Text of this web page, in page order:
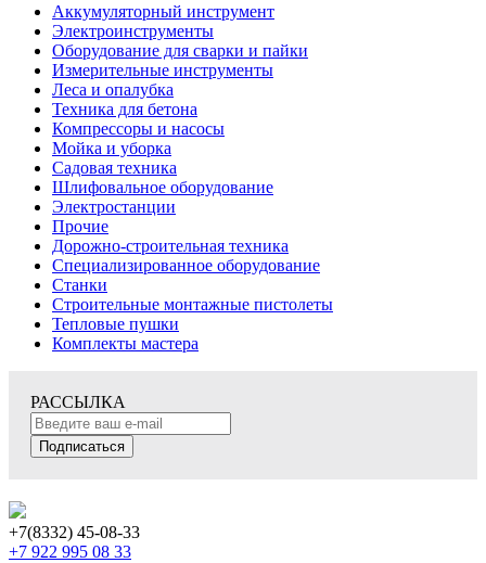
Аккумуляторный инструмент
Электроинструменты
Оборудование для сварки и пайки
Измерительные инструменты
Леса и опалубка
Техника для бетона
Компрессоры и насосы
Мойка и уборка
Садовая техника
Шлифовальное оборудование
Электростанции
Прочие
Дорожно-строительная техника
Специализированное оборудование
Станки
Строительные монтажные пистолеты
Тепловые пушки
Комплекты мастера
РАССЫЛКА
Подписаться
+7(8332) 45-08-33
+7 922 995 08 33